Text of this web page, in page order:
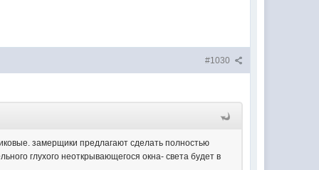
#1030
замерщики предлагают сделать полностью
глухого неоткрывающегося окна- света будет в